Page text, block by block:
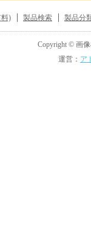
) 製品検索 製品分
Copyright © 画像
運営： ア